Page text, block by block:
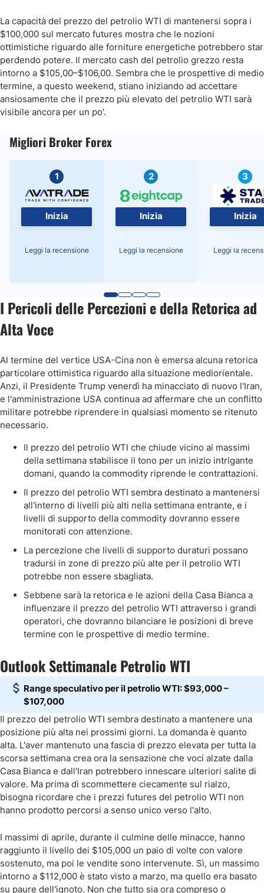
La capacità del prezzo del petrolio WTI di mantenersi sopra i
$100,000 sul mercato futures mostra che le nozioni
ottimistiche riguardo alle forniture energetiche potrebbero star
perdendo potere. Il mercato cash del petrolio grezzo resta
intorno a $105,00–$106,00. Sembra che le prospettive di medio
termine, a questo weekend, stiano iniziando ad accettare
ansiosamente che il prezzo più elevato del petrolio WTI sarà
visibile ancora per un po'.
Migliori Broker Forex
1
Inizia
Leggi la recensione
2
Inizia
Leggi la recensione
3
Inizia
Leggi la
I Pericoli delle Percezioni e della Retorica ad
Alta Voce
Al termine del vertice USA-Cina non è emersa alcuna retorica
particolare ottimistica riguardo alla situazione mediorientale.
Anzi, il Presidente Trump venerdì ha minacciato di nuovo l'Iran,
e l'amministrazione USA continua ad affermare che un conflitto
militare potrebbe riprendere in qualsiasi momento se ritenuto
necessario.
Il prezzo del petrolio WTI che chiude vicino ai massimi
della settimana stabilisce il tono per un inizio intrigante
domani, quando la commodity riprende le contrattazioni.
Il prezzo del petrolio WTI sembra destinato a mantenersi
all'interno di livelli più alti nella settimana entrante, e i
livelli di supporto della commodity dovranno essere
monitorati con attenzione.
La percezione che livelli di supporto duraturi possano
tradursi in zone di prezzo più alte per il petrolio WTI
potrebbe non essere sbagliata.
Sebbene sarà la retorica e le azioni della Casa Bianca a
influenzare il prezzo del petrolio WTI attraverso i grandi
operatori, che dovranno bilanciare le posizioni di breve
termine con le prospettive di medio termine.
Outlook Settimanale Petrolio WTI
Range speculativo per il petrolio WTI: $93,000 –
$107,000
Il prezzo del petrolio WTI sembra destinato a mantenere una
posizione più alta nei prossimi giorni. La domanda è quanto
alta. L'aver mantenuto una fascia di prezzo elevata per tutta la
scorsa settimana crea ora la sensazione che voci alzate dalla
Casa Bianca e dall'Iran potrebbero innescare ulteriori salite di
valore. Ma prima di scommettere ciecamente sul rialzo,
bisogna ricordare che i prezzi futures del petrolio WTI non
hanno prodotto percorsi a senso unico verso l'alto.
I massimi di aprile, durante il culmine delle minacce, hanno
raggiunto il livello dei $105,000 un paio di volte con valore
sostenuto, ma poi le vendite sono intervenute. Sì, un massimo
intorno a $112,000 è stato visto a marzo, ma quello era basato
su paure dell'ignoto. Non che tutto sia ora compreso o